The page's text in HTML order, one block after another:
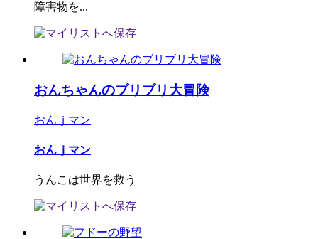
障害物を...
おんちゃんのブリブリ大冒険
おんｊマン
おんｊマン
うんこは世界を救う